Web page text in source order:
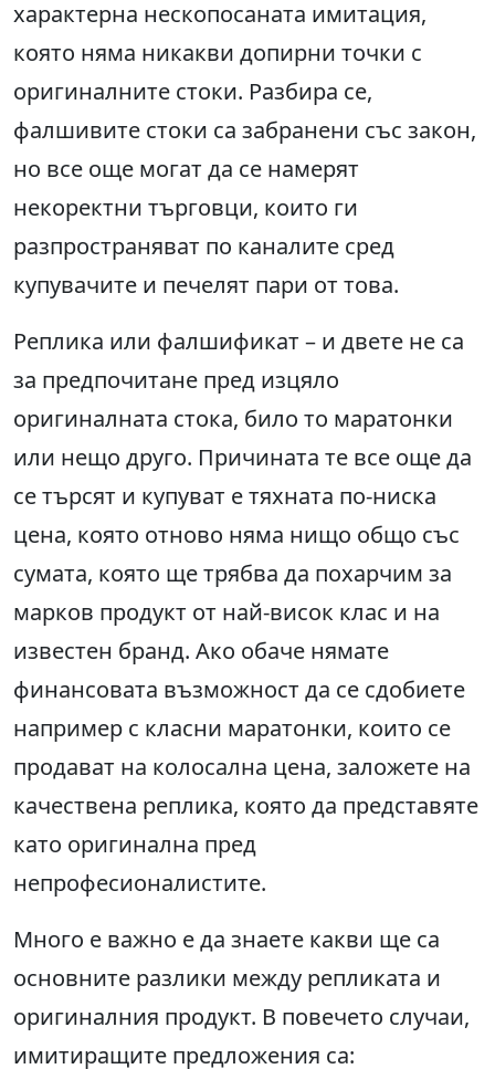
характерна нескопосаната имитация,
която няма никакви допирни точки с
оригиналните стоки. Разбира се,
фалшивите стоки са забранени със закон,
но все още могат да се намерят
некоректни търговци, които ги
разпространяват по каналите сред
купувачите и печелят пари от това.
Реплика или фалшификат – и двете не са
за предпочитане пред изцяло
оригиналната стока, било то маратонки
или нещо друго. Причината те все още да
се търсят и купуват е тяхната по-ниска
цена, която отново няма нищо общо със
сумата, която ще трябва да похарчим за
марков продукт от най-висок клас и на
известен бранд. Ако обаче нямате
финансовата възможност да се сдобиете
например с класни маратонки, които се
продават на колосална цена, заложете на
качествена реплика, която да представяте
като оригинална пред
непрофесионалистите.
Много е важно е да знаете какви ще са
основните разлики между репликата и
оригиналния продукт. В повечето случаи,
имитиращите предложения са: